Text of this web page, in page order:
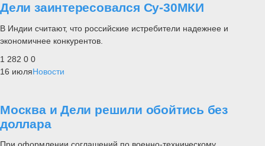
Дели заинтересовался Су-30МКИ
В Индии считают, что российские истребители надежнее и
экономичнее конкурентов.
1 282 0 0
16 июляНовости
Москва и Дели решили обойтись без
доллара